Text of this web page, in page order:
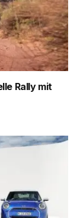
Rally mit